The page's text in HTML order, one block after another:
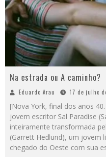
Na estrada ou A caminho?
Eduardo Arau 17 de julho
[Nova York, final dos anos
jovem escritor Sal Paradise
inteiramente transformada
(Garrett Hedlund), um jovem
chegado do Oeste com sua